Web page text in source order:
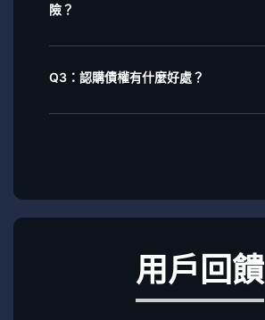
險？
Q3：認購債權有什麼好處？
用戶回饋